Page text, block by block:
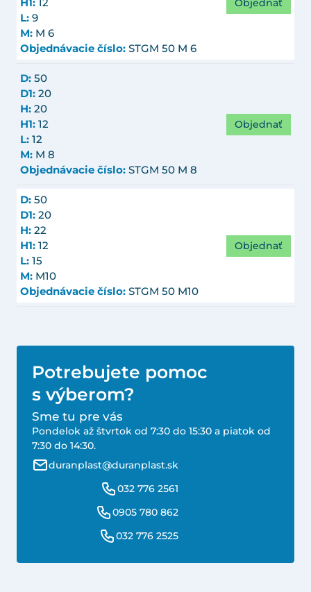
H1: 12
L: 9
M: M 6
Objednávacie číslo: STGM 50 M 6
D: 50
D1: 20
H: 20
H1: 12
L: 12
M: M 8
Objednávacie číslo: STGM 50 M 8
Objednať
D: 50
D1: 20
H: 22
H1: 12
L: 15
M: M10
Objednávacie číslo: STGM 50 M10
Objednať
Potrebujete pomoc
s výberom?
Sme tu pre vás
Pondelok až štvrtok od 7:30 do 15:30 a piatok od
7:30 do 14:30.
duranplast@duranplast.sk
032 776 2561
0905 780 862
032 776 2525